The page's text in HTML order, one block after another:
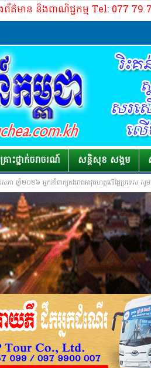
ត៌មាន និងពាណិជ្ជកម្ម Tel: 077 79
ោះថ្នាក់​ចរាចរណ៍ សន្តិសុខ សង្គម
ភា ឆ្នាំ២០២៦ អ្នកនាំពាក្យកងរាជអាវុធហត្ថលើផ្ទៃប្រទេស